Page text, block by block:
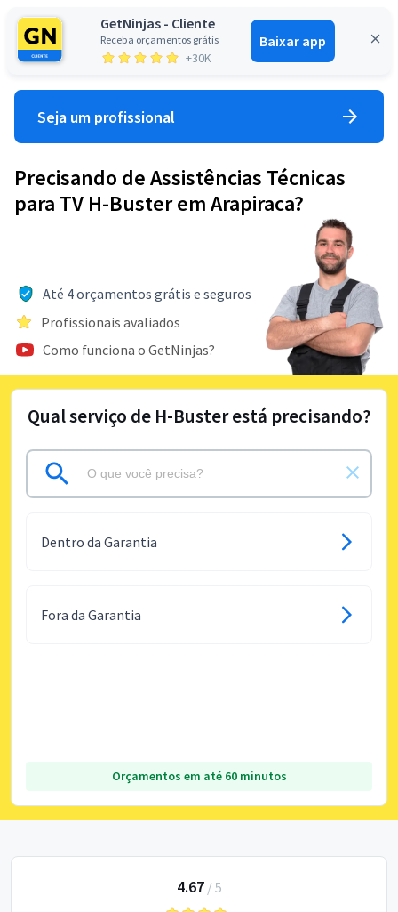
GetNinjas - Cliente
Receba orçamentos grátis
+30K
Baixar app
Entrar
Seja um profissional
Precisando de Assistências Técnicas
para TV H-Buster em Arapiraca?
Até 4 orçamentos grátis e seguros
Profissionais avaliados
Como funciona o GetNinjas?
Qual serviço de H-Buster está precisando?
Dentro da Garantia
Fora da Garantia
Orçamentos em até 60 minutos
4.67/ 5